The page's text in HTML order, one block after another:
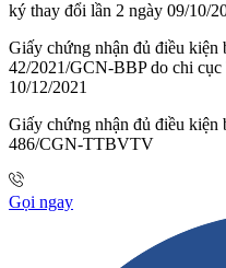
ký thay đổi lần 2 ngày 09/10/
Giấy chứng nhận đủ điều kiện
42/2021/GCN-BBP do chi
10/12/2021
Giấy chứng nhận đủ điều kiện
486/CGN-TTBVTV
Gọi ngay